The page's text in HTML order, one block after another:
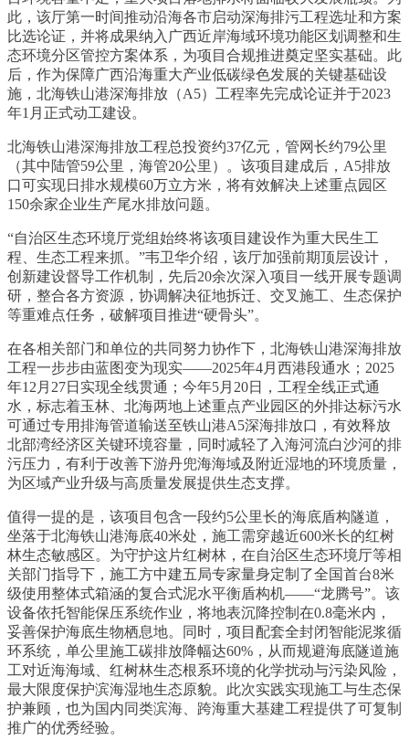
此，该厅第一时间推动沿海各市启动深海排污工程选址和方案
比选论证，并将成果纳入广西近岸海域环境功能区划调整和生
态环境分区管控方案体系，为项目合规推进奠定坚实基础。此
后，作为保障广西沿海重大产业低碳绿色发展的关键基础设
施，北海铁山港深海排放（A5）工程率先完成论证并于2023
年1月正式动工建设。
北海铁山港深海排放工程总投资约37亿元，管网长约79公里
（其中陆管59公里，海管20公里）。该项目建成后，A5排放
口可实现日排水规模60万立方米，将有效解决上述重点园区
150余家企业生产尾水排放问题。
“自治区生态环境厅党组始终将该项目建设作为重大民生工
程、生态工程来抓。”韦卫华介绍，该厅加强前期顶层设计，
创新建设督导工作机制，先后20余次深入项目一线开展专题调
研，整合各方资源，协调解决征地拆迁、交叉施工、生态保护
等重难点任务，破解项目推进“硬骨头”。
在各相关部门和单位的共同努力协作下，北海铁山港深海排放
工程一步步由蓝图变为现实——2025年4月西港段通水；2025
年12月27日实现全线贯通；今年5月20日，工程全线正式通
水，标志着玉林、北海两地上述重点产业园区的外排达标污水
可通过专用排海管道输送至铁山港A5深海排放口，有效释放
北部湾经济区关键环境容量，同时减轻了入海河流白沙河的排
污压力，有利于改善下游丹兜海海域及附近湿地的环境质量，
为区域产业升级与高质量发展提供生态支撑。
值得一提的是，该项目包含一段约5公里长的海底盾构隧道，
坐落于北海铁山港海底40米处，施工需穿越近600米长的红树
林生态敏感区。为守护这片红树林，在自治区生态环境厅等相
关部门指导下，施工方中建五局专家量身定制了全国首台8米
级使用整体式箱涵的复合式泥水平衡盾构机——“龙腾号”。该
设备依托智能保压系统作业，将地表沉降控制在0.8毫米内，
妥善保护海底生物栖息地。同时，项目配套全封闭智能泥浆循
环系统，单公里施工碳排放降幅达60%，从而规避海底隧道施
工对近海海域、红树林生态根系环境的化学扰动与污染风险，
最大限度保护滨海湿地生态原貌。此次实践实现施工与生态保
护兼顾，也为国内同类滨海、跨海重大基建工程提供了可复制
推广的优秀经验。